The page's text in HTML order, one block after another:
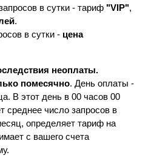
в сутки - тариф "VIP",
.
в сутки - цена
неоплаты.
помесячно. День оплаты -
В этот день в 00 часов 00
среднее число запросов в
определяет тариф на
с вашего счета